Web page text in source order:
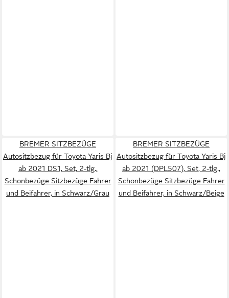
BREMER SITZBEZÜGE
Autositzbezug für Toyota Yaris Bj
ab 2021 DS1, Set, 2-tlg.,
Schonbezüge Sitzbezüge Fahrer
und Beifahrer, in Schwarz/Grau
BREMER SITZBEZÜGE
Autositzbezug für Toyota Yaris Bj
ab 2021 (DPL507), Set, 2-tlg.,
Schonbezüge Sitzbezüge Fahrer
und Beifahrer, in Schwarz/Beige